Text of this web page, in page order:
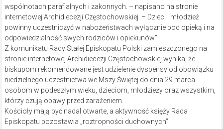
wspólnotach parafialnych i zakonnych. – napisano na stronie
internetowej Archidiecezji Częstochowskiej. – Dzieci i młodzież
powinny uczestniczyć w nabożeństwach wyłącznie pod opieką i na
odpowiedzialność swych rodziców i opiekunów”.
Z komunikatu Rady Stałej Episkopatu Polski zamieszczonego na
stronie internetowej Archidiecezji Częstochowskiej wynika, że
biskupom rekomendowane jest udzielenie dyspensy od obowiązku
niedzielnego uczestnictwa we Mszy Świętej do dnia 29 marca
osobom w podeszłym wieku, dzieciom, młodzieży oraz wszystkim,
którzy czują obawy przed zarażeniem.
Kościoły mają być nadal otwarte, a aktywność księży Rada
Episkopatu pozostawia „roztropności duchownych”.